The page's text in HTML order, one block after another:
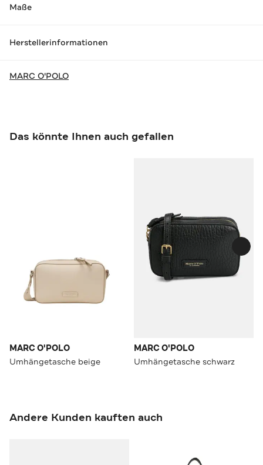
Maße
Herstellerinformationen
MARC O'POLO
Das könnte Ihnen auch gefallen
MARC O'POLO
Umhängetasche beige
MARC O'POLO
Umhängetasche schwarz
Andere Kunden kauften auch